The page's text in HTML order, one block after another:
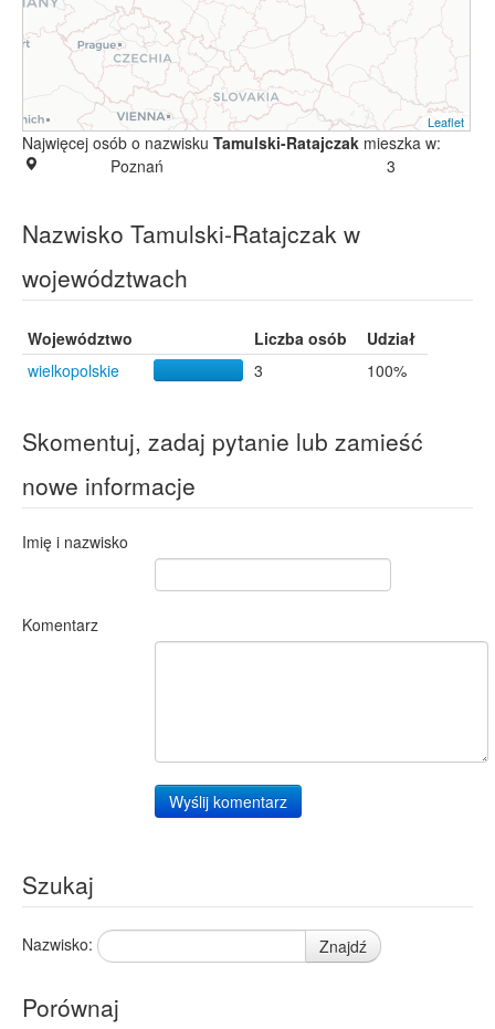
Leaflet
Najwięcej osób o nazwisku Tamulski-Ratajczak mieszka w:
Poznań
3
Nazwisko Tamulski-Ratajczak w
województwach
Województwo Liczba osób
Udział
wielkopolskie
3 100%
Skomentuj, zadaj pytanie lub zamieść
nowe informacje
Imię i nazwisko
Komentarz
Wyślij komentarz
Szukaj
Nazwisko: Znajdź
Porównaj